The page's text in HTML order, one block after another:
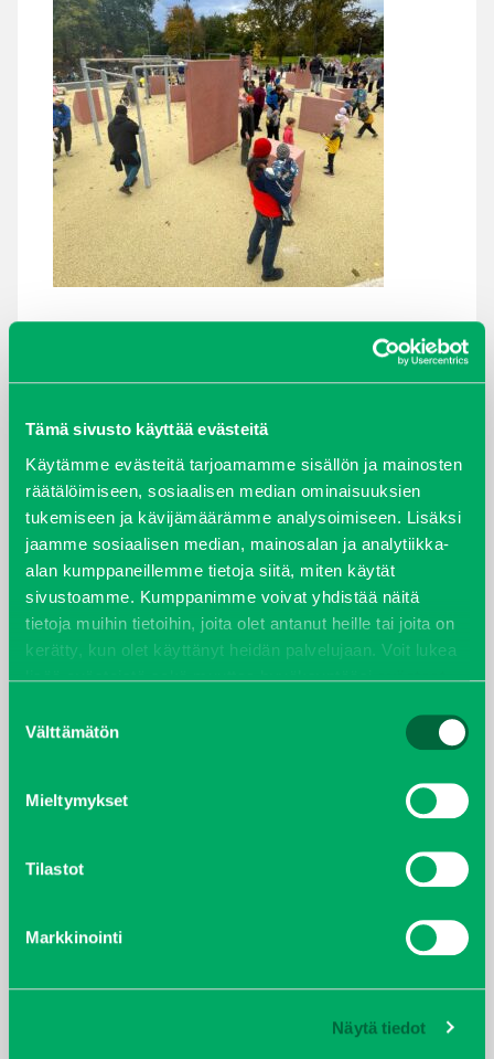
Tämä sivusto käyttää evästeitä
Käytämme evästeitä tarjoamamme sisällön ja mainosten
räätälöimiseen, sosiaalisen median ominaisuuksien
tukemiseen ja kävijämäärämme analysoimiseen. Lisäksi
jaamme sosiaalisen median, mainosalan ja analytiikka-
alan kumppaneillemme tietoja siitä, miten käytät
sivustoamme. Kumppanimme voivat yhdistää näitä
tietoja muihin tietoihin, joita olet antanut heille tai joita on
kerätty, kun olet käyttänyt heidän palvelujaan. Voit lukea
lisää evästeistä sekä muuttaa hyväksyntääsievästeet
valinta
Välttämätön
Mieltymykset
Tilastot
Markkinointi
Näytä tiedot
elokuu 2024
syyskuu 2023
joulukuu 2022
huhtikuu 2022
helmikuu 2022
joulukuu 2021
lokakuu 2021